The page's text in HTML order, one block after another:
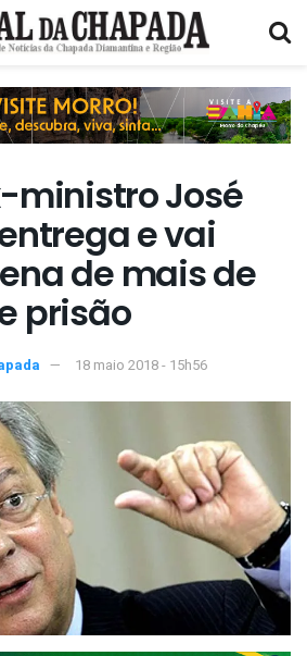
ministro José
e vai
de mais de
prisão
18 maio 2018 - 15h56